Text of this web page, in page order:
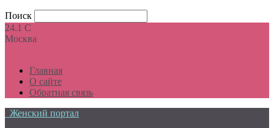
Поиск
24.1 C
Москва
Главная
О сайте
Обратная связь
Женский портал